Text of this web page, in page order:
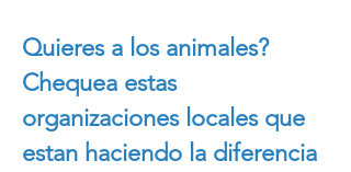
Quieres a los animales?
Chequea estas
organizaciones locales que
estan haciendo la diferencia